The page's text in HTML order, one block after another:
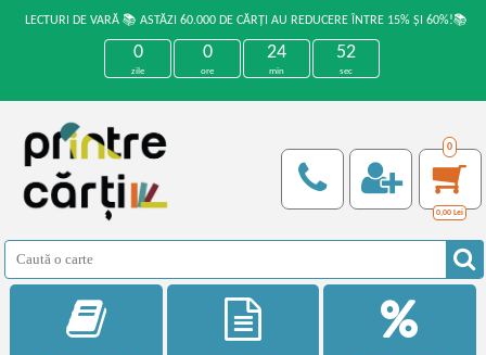
LECTURI DE VARĂ 📚 ASTĂZI 60.000 DE CĂRȚI AU REDUCERE ÎNTRE 15% ȘI 60%!📚
0
zile
0
ore
24
min
52
sec
0
0,00 Lei